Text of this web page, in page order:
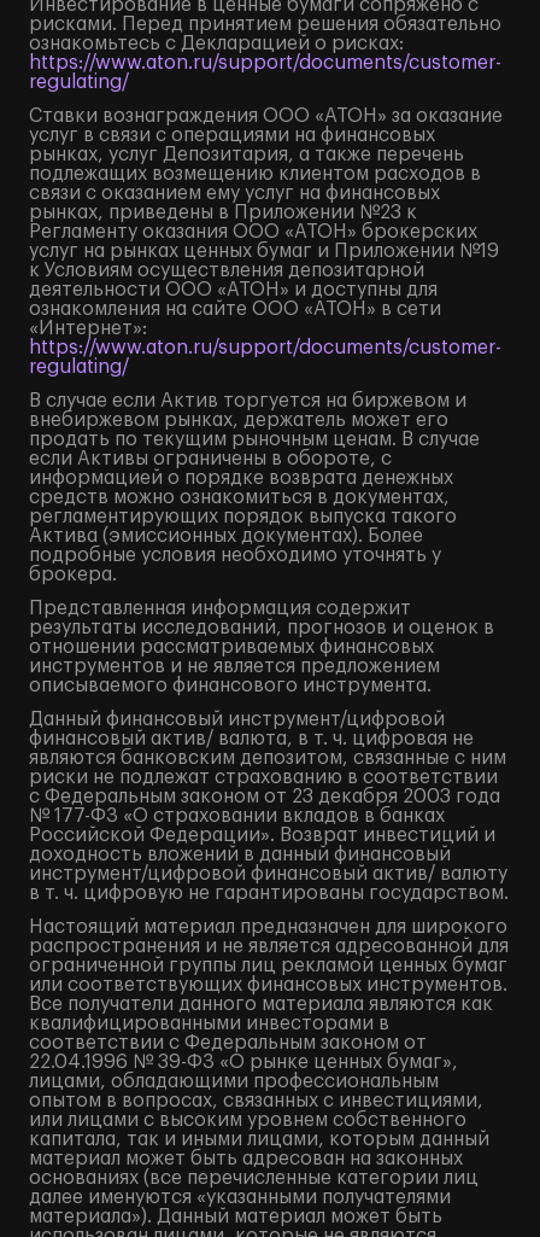
Инвестирование в ценные бумаги сопряжено с
рисками. Перед принятием решения обязательно
ознакомьтесь с Декларацией о рисках:
https://www.aton.ru/support/documents/customer-
regulating/
Ставки вознаграждения ООО «АТОН» за оказание
услуг в связи с операциями на финансовых
рынках, услуг Депозитария, а также перечень
подлежащих возмещению клиентом расходов в
связи с оказанием ему услуг на финансовых
рынках, приведены в Приложении №23 к
Регламенту оказания ООО «АТОН» брокерских
услуг на рынках ценных бумаг и Приложении №19
к Условиям осуществления депозитарной
деятельности ООО «АТОН» и доступны для
ознакомления на сайте ООО «АТОН» в сети
«Интернет»:
https://www.aton.ru/support/documents/customer-
regulating/
В случае если Актив торгуется на биржевом и
внебиржевом рынках, держатель может его
продать по текущим рыночным ценам. В случае
если Активы ограничены в обороте, с
информацией о порядке возврата денежных
средств можно ознакомиться в документах,
регламентирующих порядок выпуска такого
Актива (эмиссионных документах). Более
подробные условия необходимо уточнять у
брокера.
Представленная информация содержит
результаты исследований, прогнозов и оценок в
отношении рассматриваемых финансовых
инструментов и не является предложением
описываемого финансового инструмента.
Данный финансовый инструмент/цифровой
финансовый актив/ валюта, в т. ч. цифровая не
являются банковским депозитом, связанные с ним
риски не подлежат страхованию в соответствии
с Федеральным законом от 23 декабря 2003 года
№ 177-ФЗ «О страховании вкладов в банках
Российской Федерации». Возврат инвестиций и
доходность вложений в данный финансовый
инструмент/цифровой финансовый актив/ валюту
в т. ч. цифровую не гарантированы государством.
Настоящий материал предназначен для широкого
распространения и не является адресованной для
ограниченной группы лиц рекламой ценных бумаг
или соответствующих финансовых инструментов.
Все получатели данного материала являются как
квалифицированными инвесторами в
соответствии с Федеральным законом от
22.04.1996 № 39-ФЗ «О рынке ценных бумаг»,
лицами, обладающими профессиональным
опытом в вопросах, связанных с инвестициями,
или лицами с высоким уровнем собственного
капитала, так и иными лицами, которым данный
материал может быть адресован на законных
основаниях (все перечисленные категории лиц
далее именуются «указанными получателями
материала»). Данный материал может быть